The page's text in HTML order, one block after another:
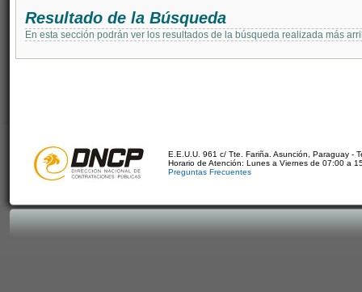
Resultado de la Búsqueda
En esta sección podrán ver los resultados de la búsqueda realizada más
E.E.U.U. 961 c/ Tte. Fariña. Asunción, Paraguay -
Horario de Atención: Lunes a Viernes de 07:00 a
Preguntas Frecuentes